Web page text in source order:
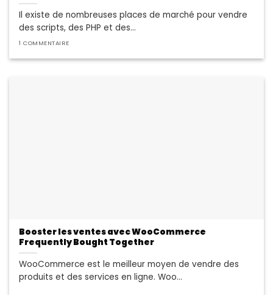
Il existe de nombreuses places de marché pour vendre
des scripts, des PHP et des...
1 COMMENTAIRE
Booster les ventes avec WooCommerce
Frequently Bought Together
WooCommerce est le meilleur moyen de vendre des
produits et des services en ligne. Woo...